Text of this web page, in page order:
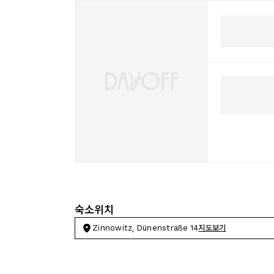
숙소위치
Zinnowitz, Dünenstraße 14지도보기